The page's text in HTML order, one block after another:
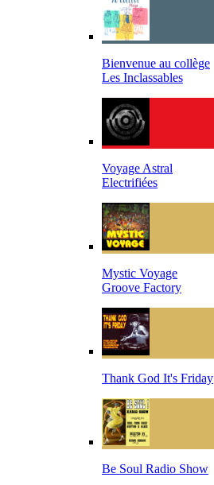
Bienvenue au collège
Les Inclassables
Voyage Astral
Electrifiées
Mystic Voyage
Groove Factory
Thank God It's Friday
Be Soul Radio Show